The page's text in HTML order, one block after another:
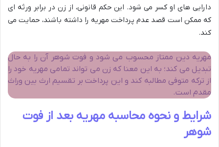
دارایی های او کسر می شود. این حکم قانونی، از زن در برابر ورثه ای
که ممکن است قصد عدم پرداخت مهریه را داشته باشند، حمایت می
کند.
مهریه دین ممتاز محسوب می شود و فوت شوهر آن را به حال
تبدیل می کند؛ به این معنا که زن می تواند تمامی مهریه خود را
از ترکه متوفی مطالبه کند و این پرداخت بر تقسیم ارث بین وراث
مقدم است.
شرایط و نحوه محاسبه مهریه بعد از فوت
شوهر